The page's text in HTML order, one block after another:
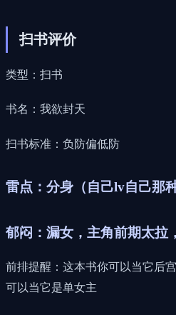
扫书评价
类型：扫书
书名：我欲封天
扫书标准：负防偏低防
雷点：分身（自己lv自己那
郁闷：漏女，主角前期太拉
前排提醒：这本书你可以当它后
可以当它是单女主